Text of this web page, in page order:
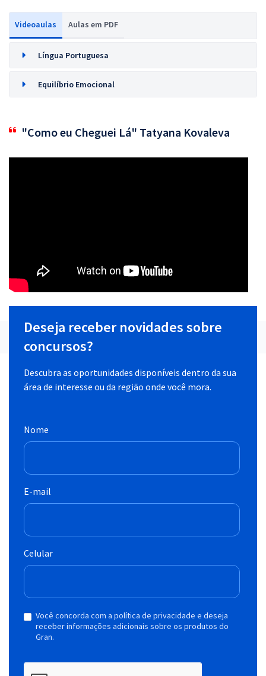
Videoaulas Aulas em PDF
Língua Portuguesa
Equilíbrio Emocional
"Como eu Cheguei Lá" Tatyana Kovaleva
Deseja receber novidades sobre
concursos?
Descubra as oportunidades disponíveis dentro da sua
área de interesse ou da região onde você mora.
Nome
E-mail
Celular
Você concorda com a política de privacidade e deseja
receber informações adicionais sobre os produtos do
Gran.